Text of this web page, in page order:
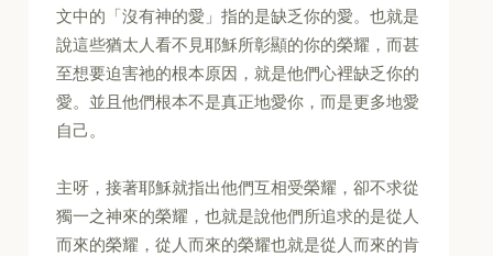
文中的「沒有神的愛」指的是缺乏你的愛。也就是
說這些猶太人看不見耶穌所彰顯的你的榮耀，而甚
至想要迫害祂的根本原因，就是他們心裡缺乏你的
愛。並且他們根本不是真正地愛你，而是更多地愛
自己。
主呀，接著耶穌就指出他們互相受榮耀，卻不求從
獨一之神來的榮耀，也就是說他們所追求的是從人
而來的榮耀，從人而來的榮耀也就是從人而來的肯